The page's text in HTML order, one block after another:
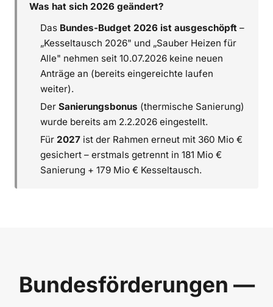
Was hat sich 2026 geändert?
Das Bundes-Budget 2026 ist ausgeschöpft –
„Kesseltausch 2026" und „Sauber Heizen für
Alle" nehmen seit 10.07.2026 keine neuen
Anträge an (bereits eingereichte laufen
weiter).
Der Sanierungsbonus (thermische Sanierung)
wurde bereits am 2.2.2026 eingestellt.
Für 2027 ist der Rahmen erneut mit 360 Mio €
gesichert – erstmals getrennt in 181 Mio €
Sanierung + 179 Mio € Kesseltausch.
Bundesförderungen —